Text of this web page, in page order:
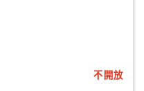
不開放